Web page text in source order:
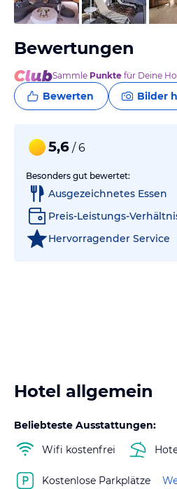
Bewertungen
Sammle Punkte für Deine
Bewerten Bilder
5,6 / 6
Besonders gut bewertet:
Ausgezeichnetes Essen
Preis-Leistungs-
Hervorragender Service
Hotel allgemein
Beliebteste Ausstattungen:
Wifi kostenfrei
Kostenlose Parkplätze